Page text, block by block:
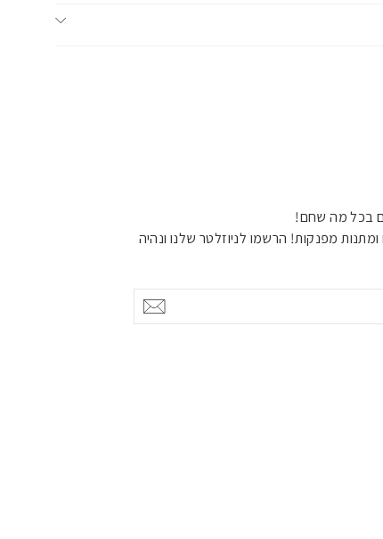
בכל מה שחם!
מפנקות! הרשמו לניוזלטר שלנו ונהיה